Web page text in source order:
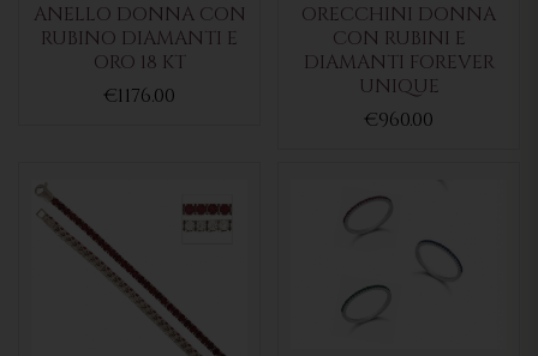
ANELLO DONNA CON
RUBINO DIAMANTI E
ORO 18 KT
€1176.00
ORECCHINI DONNA
CON RUBINI E
DIAMANTI FOREVER
UNIQUE
€960.00